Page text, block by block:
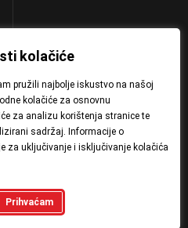
kolačiće
pružili najbolje iskustvo na našoj
kolačiće za osnovnu
za analizu korištenja stranice te
sadržaj. Informacije o
za uključivanje i isključivanje kolačića
Prihvaćam